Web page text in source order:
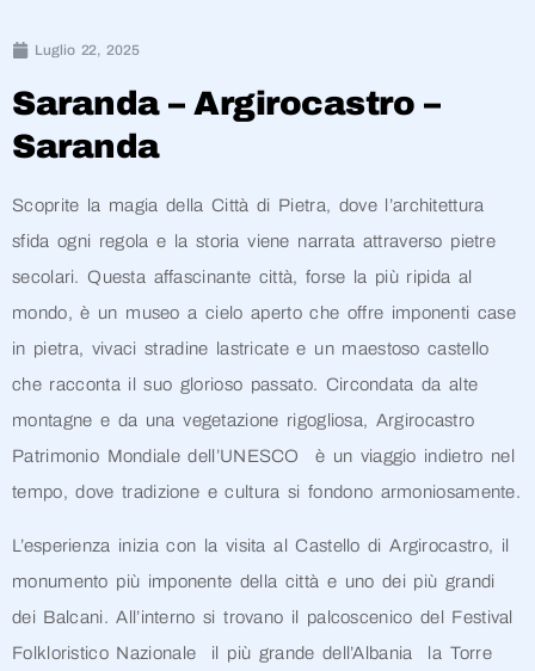
Luglio 22, 2025
Saranda – Argirocastro –
Saranda
Scoprite la magia della Città di Pietra, dove l’architettura
sfida ogni regola e la storia viene narrata attraverso pietre
secolari. Questa affascinante città, forse la più ripida al
mondo, è un museo a cielo aperto che offre imponenti case
in pietra, vivaci stradine lastricate e un maestoso castello
che racconta il suo glorioso passato. Circondata da alte
montagne e da una vegetazione rigogliosa, Argirocastro
Patrimonio Mondiale dell’UNESCO è un viaggio indietro nel
tempo, dove tradizione e cultura si fondono armoniosamente.
L’esperienza inizia con la visita al Castello di Argirocastro, il
monumento più imponente della città e uno dei più grandi
dei Balcani. All’interno si trovano il palcoscenico del Festival
Folkloristico Nazionale il più grande dell’Albania la Torre